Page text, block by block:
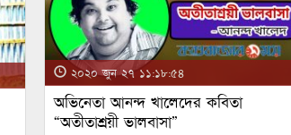
২০২০ জুন ২৭ ১১:১৮:৫৪
অভিনেতা আনন্দ খালেদের কবিতা
“অতীতাশ্রয়ী ভালবাসা”